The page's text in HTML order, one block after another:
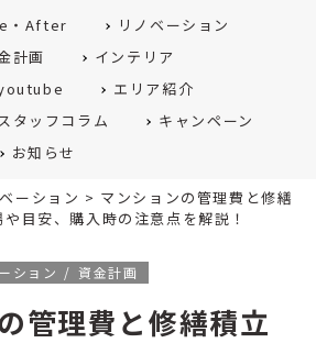
・After
リノベーション
計画
インテリア
エリア紹介
タッフコラム
キャンペーン
お知らせ
ーション > マンションの管理費と修繕
目安、購入時の注意点を解説！
ション 資金計画
管理費と修繕積立